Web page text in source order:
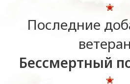
Последние
Бессмертный